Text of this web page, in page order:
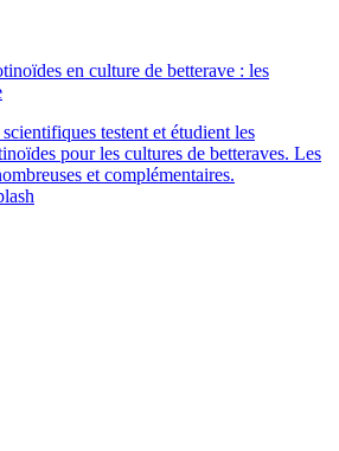
en culture de betterave : les
testent et étudient les
pour les cultures de betteraves. Les
et complémentaires.